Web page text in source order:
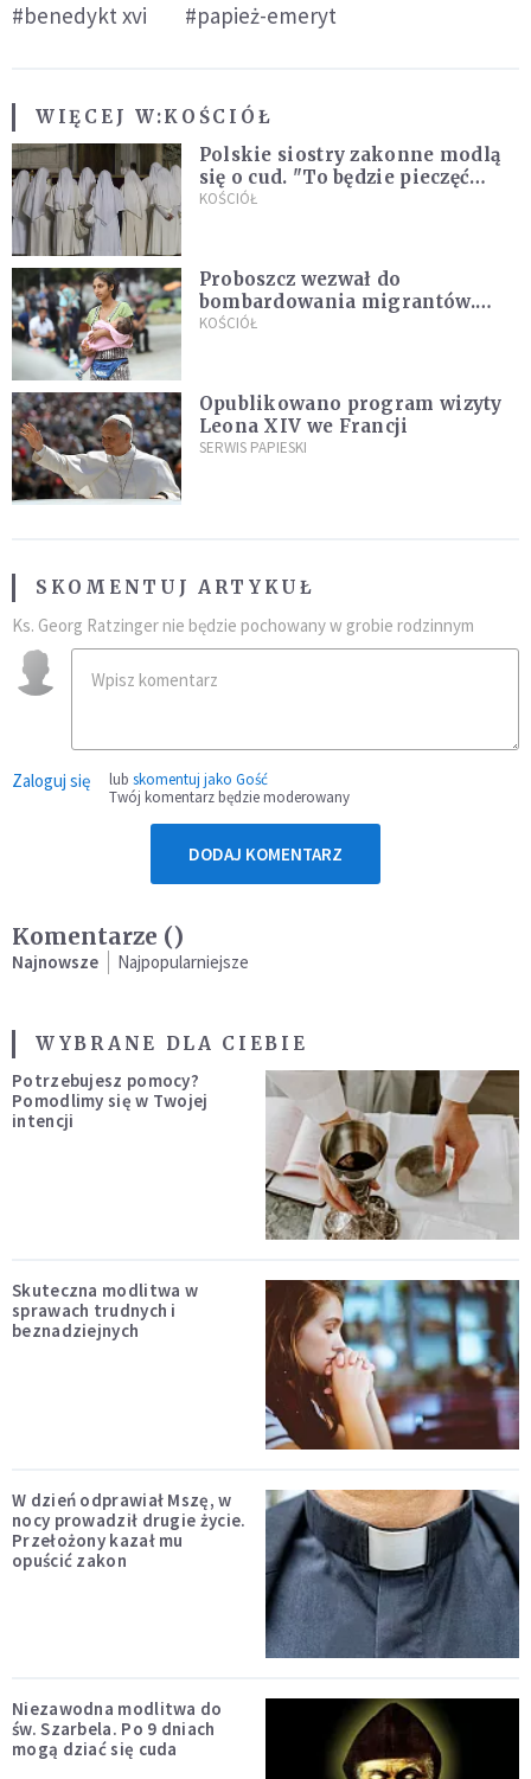
#benedykt xvi
#papież-emeryt
WIĘCEJ W:KOŚCIÓŁ
Polskie siostry zakonne modlą
się o cud. "To będzie pieczęć
Pana Boga dla naszej wiary"
KOŚCIÓŁ
Proboszcz wezwał do
bombardowania migrantów.
"Masowy ogień przeciwko
KOŚCIÓŁ
Opublikowano program wizyty
Leona XIV we Francji
SERWIS PAPIESKI
SKOMENTUJ ARTYKUŁ
Ks. Georg Ratzinger nie będzie pochowany w grobie rodzinnym
Zaloguj się lub skomentuj jako Gość
Twój komentarz będzie moderowany
DODAJ KOMENTARZ
Komentarze ()
Najnowsze Najpopularniejsze
WYBRANE DLA CIEBIE
Potrzebujesz pomocy?
Pomodlimy się w Twojej
intencji
Skuteczna modlitwa w
sprawach trudnych i
beznadziejnych
W dzień odprawiał Mszę, w
nocy prowadził drugie życie.
Przełożony kazał mu
opuścić zakon
Niezawodna modlitwa do
św. Szarbela. Po 9 dniach
mogą dziać się cuda